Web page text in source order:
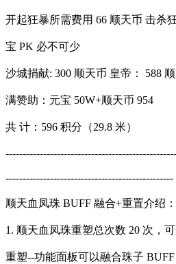
开起狂暴所需费用 66 顺天币 击杀
宝 PK 必不可少
沙城捐献: 300 顺天币 皇帝： 588
满赞助：元宝 50W+顺天币 954
共 计：596 积分（29.8 米）
-------------------------------------------------
顺天血凤珠 BUFF 融合+重置介绍：
1. 顺天血凤珠重塑总次数 20 次，
重塑--功能面板可以融合珠子 BUFF